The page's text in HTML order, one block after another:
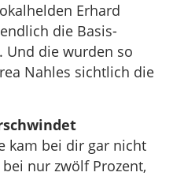
Erhard
die Basis-
Und die wurden so
Nahles sichtlich die
kam bei dir gar nicht
nur zwölf Prozent,